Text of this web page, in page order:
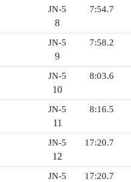
JN-5
8
7:54.7
JN-5
9
7:58.2
JN-5
10
8:03.6
JN-5
11
8:16.5
JN-5
12
17:20.7
JN-5 17:20.7